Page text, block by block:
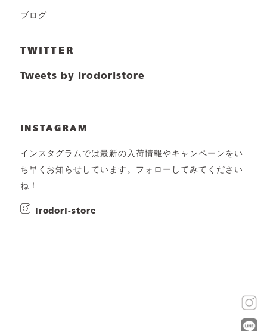
ブログ
TWITTER
Tweets by irodoristore
INSTAGRAM
インスタグラムでは最新の入荷情報やキャンペーンをい
ち早くお知らせしています。フォローしてみてください
ね！
irodori-store